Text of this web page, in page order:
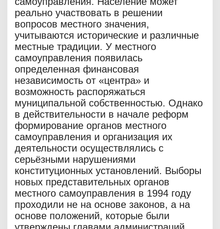
реально участвовать в решении
вопросов местного значения,
учитываются исторические и различные
местные традиции. У местного
самоуправления появилась
определенная финансовая
независимость от «центра» и
возможность распоряжаться
муниципальной собственностью. Однако
в действительности в начале реформ
формирование органов местного
самоуправления и организация их
деятельности осуществлялись с
серьёзными нарушениями
конституционных установлений. Выборы
новых представительных органов
местного самоуправления в 1994 году
проходили не на основе законов, а на
основе положений, которые были